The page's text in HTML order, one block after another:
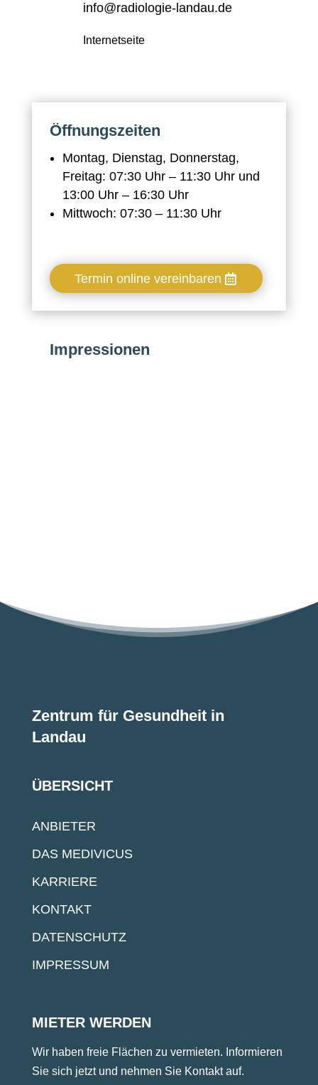
info@radiologie-landau.de
Internetseite
Öffnungszeiten
Montag, Dienstag, Donnerstag,
Freitag: 07:30 Uhr – 11:30 Uhr und
13:00 Uhr – 16:30 Uhr
Mittwoch: 07:30 – 11:30 Uhr
Termin online vereinbaren
Impressionen
Zentrum für Gesundheit in
Landau
ÜBERSICHT
ANBIETER
DAS MEDIVICUS
KARRIERE
KONTAKT
DATENSCHUTZ
IMPRESSUM
MIETER WERDEN
Wir haben freie Flächen zu vermieten. Informieren
Sie sich jetzt und nehmen Sie Kontakt auf.